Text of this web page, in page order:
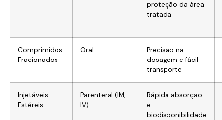
proteção da área
tratada
Comprimidos
Fracionados
Oral
Precisão na
dosagem e fácil
transporte
Injetáveis
Estéreis
Parenteral (IM,
IV)
Rápida absorção
e
biodisponibilidade